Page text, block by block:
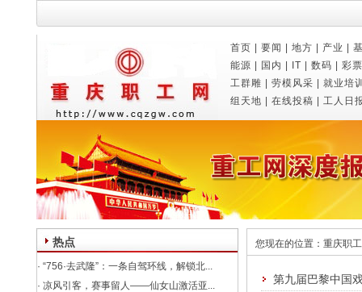
首页 要闻 地方 产业
能源
国内 IT 数码
彩票
工群雕
劳模风采
就业培
组天地
在线投稿 工人日
热点
· “756·去武隆”：一条自驾环线，解锁北...
· 凉风引客，赛事留人——仙女山激活亚...
您现在的位置： 重庆职
第九届巴黎中国